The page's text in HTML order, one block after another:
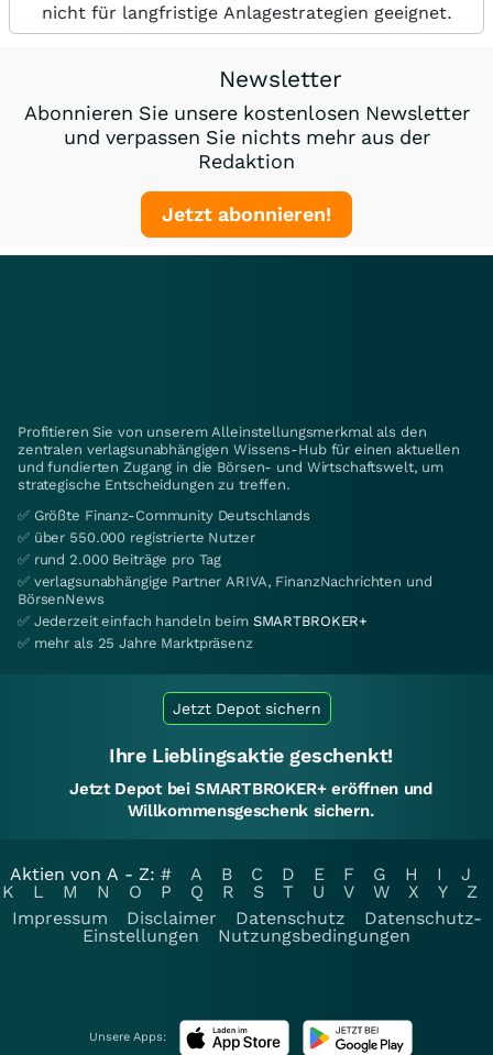
nicht für langfristige Anlagestrategien geeignet.
Newsletter
Abonnieren Sie unsere kostenlosen Newsletter
und verpassen Sie nichts mehr aus der
Redaktion
Jetzt abonnieren!
Profitieren Sie von unserem Alleinstellungsmerkmal als den
zentralen verlagsunabhängigen Wissens-Hub für einen aktuellen
und fundierten Zugang in die Börsen- und Wirtschaftswelt, um
strategische Entscheidungen zu treffen.
✅ Größte Finanz-Community Deutschlands
✅ über 550.000 registrierte Nutzer
✅ rund 2.000 Beiträge pro Tag
✅ verlagsunabhängige Partner ARIVA, FinanzNachrichten und
BörsenNews
✅ Jederzeit einfach handeln beim SMARTBROKER+
✅ mehr als 25 Jahre Marktpräsenz
Jetzt Depot sichern
Ihre Lieblingsaktie geschenkt!
Jetzt Depot bei SMARTBROKER+ eröffnen und
Willkommensgeschenk sichern.
Aktien von A - Z: # A B C D E F G H I
J
K
L M N O P Q R S T U V W X Y
Z
Impressum
Disclaimer Datenschutz
Datenschutz-
Einstellungen
Nutzungsbedingungen
Unsere Apps: